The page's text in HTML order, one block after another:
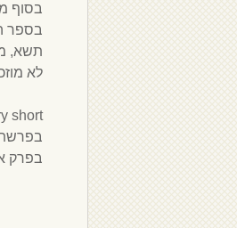
בסוף
בספר
תשא,
לא
בפרשת
בפרק